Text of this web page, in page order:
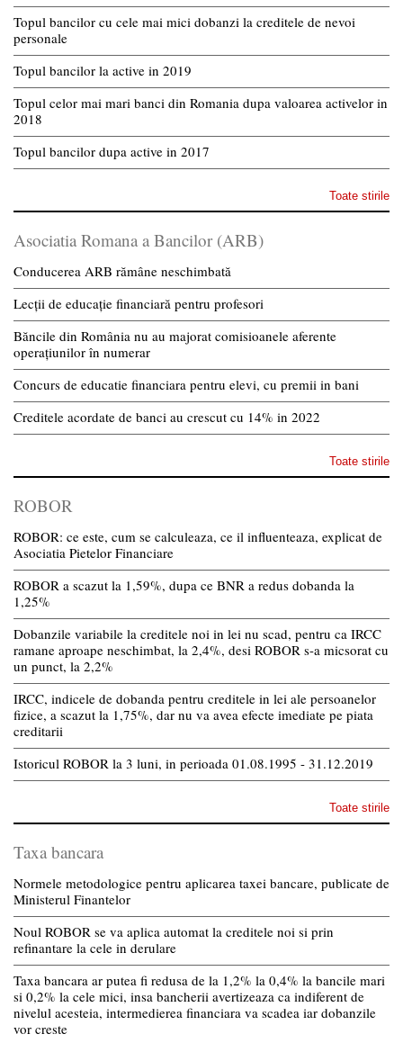
Topul bancilor cu cele mai mici dobanzi la creditele de nevoi
personale
Topul bancilor la active in 2019
Topul celor mai mari banci din Romania dupa valoarea activelor in
2018
Topul bancilor dupa active in 2017
Toate stirile
Asociatia Romana a Bancilor (ARB)
Conducerea ARB rămâne neschimbată
Lecții de educație financiară pentru profesori
Băncile din România nu au majorat comisioanele aferente
operațiunilor în numerar
Concurs de educatie financiara pentru elevi, cu premii in bani
Creditele acordate de banci au crescut cu 14% in 2022
Toate stirile
ROBOR
ROBOR: ce este, cum se calculeaza, ce il influenteaza, explicat de
Asociatia Pietelor Financiare
ROBOR a scazut la 1,59%, dupa ce BNR a redus dobanda la
1,25%
Dobanzile variabile la creditele noi in lei nu scad, pentru ca IRCC
ramane aproape neschimbat, la 2,4%, desi ROBOR s-a micsorat cu
un punct, la 2,2%
IRCC, indicele de dobanda pentru creditele in lei ale persoanelor
fizice, a scazut la 1,75%, dar nu va avea efecte imediate pe piata
creditarii
Istoricul ROBOR la 3 luni, in perioada 01.08.1995 - 31.12.2019
Toate stirile
Taxa bancara
Normele metodologice pentru aplicarea taxei bancare, publicate de
Ministerul Finantelor
Noul ROBOR se va aplica automat la creditele noi si prin
refinantare la cele in derulare
Taxa bancara ar putea fi redusa de la 1,2% la 0,4% la bancile mari
si 0,2% la cele mici, insa bancherii avertizeaza ca indiferent de
nivelul acesteia, intermedierea financiara va scadea iar dobanzile
vor creste